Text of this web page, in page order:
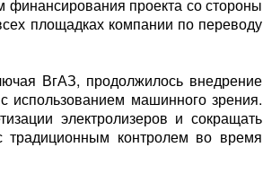
финансирования проекта со стороны
площадках компании по переводу
ВгАЗ, продолжилось внедрение
использованием машинного зрения.
электролизеров и сокращать
традиционным контролем во время